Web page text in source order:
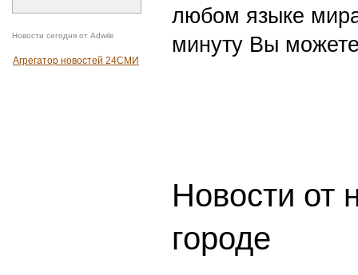
Новости сегодня от Adwile
Агрегатор новостей 24СМИ
любом языке
минуту Вы
Новости от
городе